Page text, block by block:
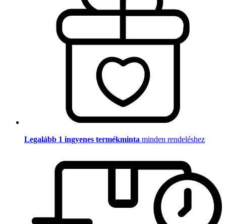
Legalább 1 ingyenes termékminta minden rendeléshez